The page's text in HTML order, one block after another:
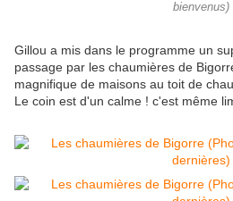
bienvenus)
Gillou a mis dans le programme un
passage par les chaumières de
magnifique de maisons au toit de
Le coin est d'un calme ! c'est même